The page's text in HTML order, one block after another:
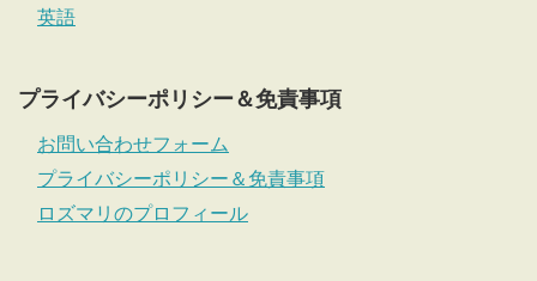
英語
プライバシーポリシー＆免責事項
お問い合わせフォーム
プライバシーポリシー＆免責事項
ロズマリのプロフィール